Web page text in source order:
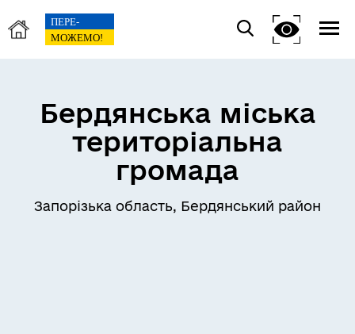
Бердянська міська
територіальна
громада
Запорізька область, Бердянський район